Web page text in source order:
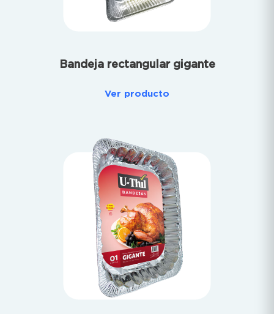
Bandeja rectangular gigante
Ver producto